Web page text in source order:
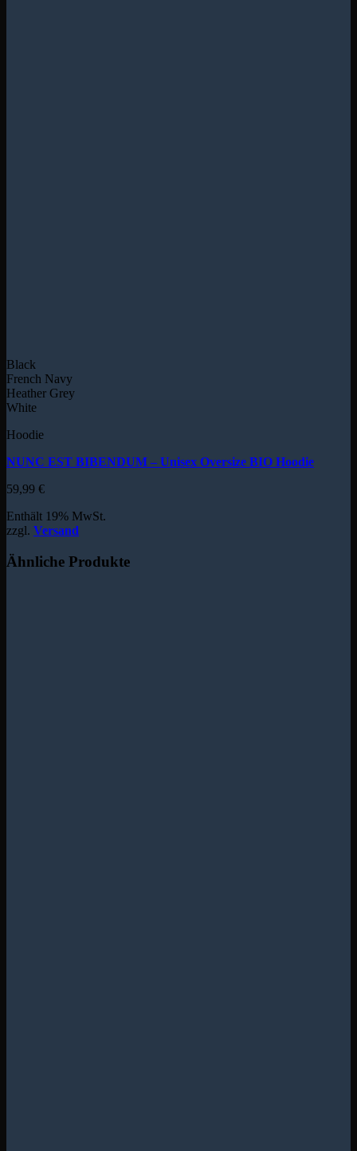
Black
French Navy
Heather Grey
White
Hoodie
NUNC EST BIBENDUM – Unisex Oversize BIO Hoodie
59,99 €
Enthält 19% MwSt.
zzgl. Versand
Ähnliche Produkte